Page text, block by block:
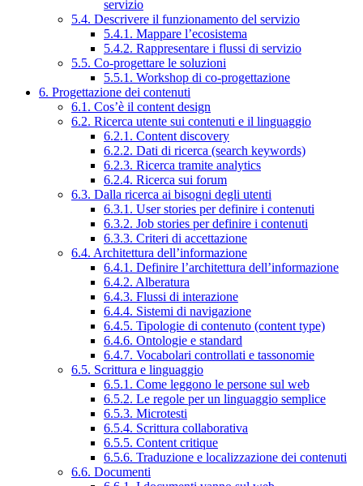
servizio
5.4. Descrivere il funzionamento del servizio
5.4.1. Mappare l’ecosistema
5.4.2. Rappresentare i flussi di servizio
5.5. Co-progettare le soluzioni
5.5.1. Workshop di co-progettazione
6. Progettazione dei contenuti
6.1. Cos’è il content design
6.2. Ricerca utente sui contenuti e il linguaggio
6.2.1. Content discovery
6.2.2. Dati di ricerca (search keywords)
6.2.3. Ricerca tramite analytics
6.2.4. Ricerca sui forum
6.3. Dalla ricerca ai bisogni degli utenti
6.3.1. User stories per definire i contenuti
6.3.2. Job stories per definire i contenuti
6.3.3. Criteri di accettazione
6.4. Architettura dell’informazione
6.4.1. Definire l’architettura dell’informazione
6.4.2. Alberatura
6.4.3. Flussi di interazione
6.4.4. Sistemi di navigazione
6.4.5. Tipologie di contenuto (content type)
6.4.6. Ontologie e standard
6.4.7. Vocabolari controllati e tassonomie
6.5. Scrittura e linguaggio
6.5.1. Come leggono le persone sul web
6.5.2. Le regole per un linguaggio semplice
6.5.3. Microtesti
6.5.4. Scrittura collaborativa
6.5.5. Content critique
6.5.6. Traduzione e localizzazione dei contenuti
6.6. Documenti